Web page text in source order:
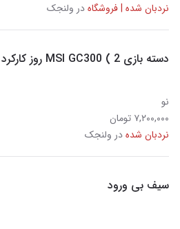
نردبان شده | فروشگاهدر ولنجک
دسته بازی MSI GC300 ( 2 روز کارکرد )
نو
۷,۲۰۰,۰۰۰ تومان
نردبان شدهدر ولنجک
سیف بی ورود